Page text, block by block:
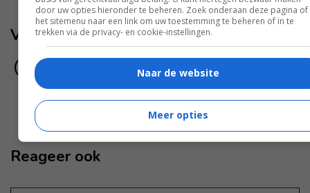
Volg jij ons al?
Reageer ook
door uw opties hieronder te beheren. Zoek onderaan deze pagina of
het sitemenu naar een link om uw toestemming te beheren of in te
trekken via de privacy- en cookie-instellingen.
Naar de website
Meer opties